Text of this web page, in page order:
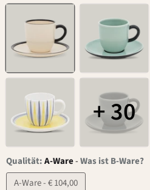
+ 30
Qualität:A-Ware-Was ist B-Ware?
A-Ware - € 104,00